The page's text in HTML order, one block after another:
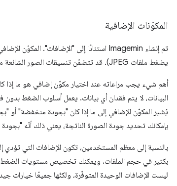
المكوّنات الإضافية
يضغط ملفات JPEG). قد تتضمّن تنسيقات الصور الشائعة مكوّنات إضافية متعددة للاختيار من بينها.
أهم شيء يجب مراعاته عند اختيار مكوّن إضافي هو ما إذا
البيانات، لا يتم فقدان أي بيانات. يعمل أسلوب الضغط
يُشير المكوّن الإضافي إلى ما إذا كان "بجودة منخفضة" أو
بإمكانك تحديد جودة الصورة الناتجة، يعني ذلك أنّه
بالنسبة إلى معظم المستخدمين، تكون الإضافات التي تؤدي
ليست الإضافات الوحيدة المتوفّرة، ولكنّها جميعًا خيارات